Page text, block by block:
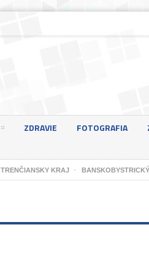
ZDRAVIE FOTOGRAFIA
TRENČIANSKY KRAJ